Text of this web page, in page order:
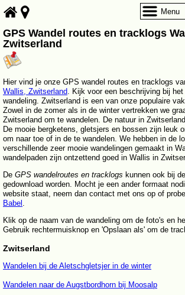
GPS Wandel routes en tracklogs
Zwitserland
Hier vind je onze GPS wandel routes en tracklogs
Wallis, Zwitserland. Kijk voor een beschrijving bij
wandeling. Zwitserland is een van onze populaire
Zowel in de zomer als in de winter vertrekken we
Zwitserland om te wandelen. De natuur in
De mooie bergketens, gletsjers en bossen zijn leuk
om naar toe of in de te wandelen. We hebben in de
verschillende zeer mooie wandelingen gemaakt in
wandelpaden zijn ontzettend goed in Wallis in
De GPS wandelroutes en tracklogs kunnen ook bij
gedownload worden. Mocht je een ander formaat
website staat, neem dan contact met ons op of
Babel .
Klik op de naam van de wandeling om de foto's en
Gebruik rechtermuisknop en 'Opslaan als' om de
Zwitserland
Wandelen bij de Aletschgletsjer in de winter
Wandelen naar de Augstbordhorn bij Moosalp
Menu